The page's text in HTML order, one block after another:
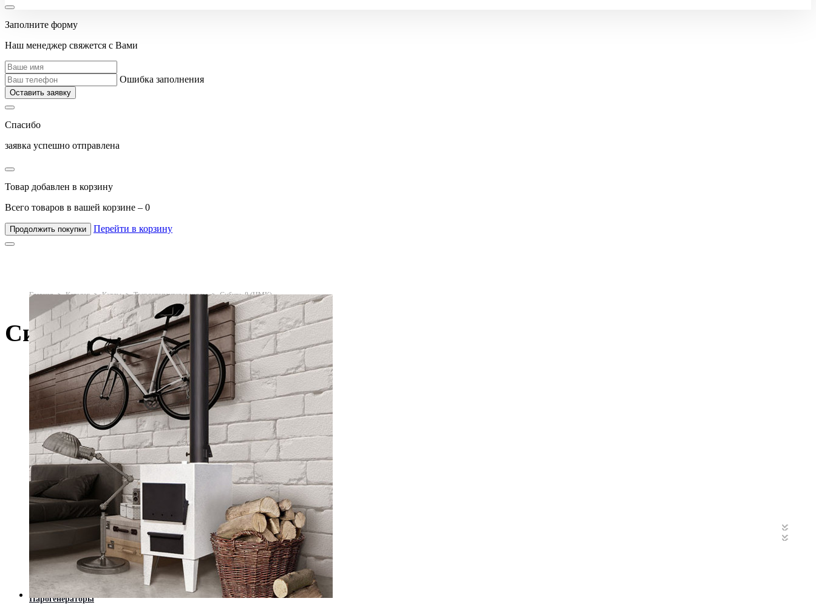
Заполните форму
Наш менеджер свяжется с Вами
Ошибка заполнения
Оставить заявку
Спасибо
заявка успешно отправлена
Товар добавлен в корзину
Всего товаров в вашей корзине – 0
Продолжить покупки Перейти в корзину
Главная Каталог Котлы Твердотопливные котлы Сибирь-8 (НМК)
Сибирь-8 (НМК)
Дымоходы
Двустенные (сэндвич)
Одностенные
Крепёж и проход перекрытий
Кровельные элементы
Сетки для камней
Силикат кальция
Дымососы
Печи для дома
Печи-камины
Отопительные печи
Отопительно-варочные печи
Угловые
Печи для бани
Камины
Каминные топки
Облицовки каминные
Современные камины (Hi-Tech)
Порталы из мрамора
Котлы
Твердотопливные котлы
Котлы длительного горения
Парогенераторы